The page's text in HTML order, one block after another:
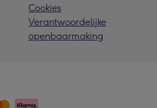
Cookies
Verantwoordelijke
openbaarmaking